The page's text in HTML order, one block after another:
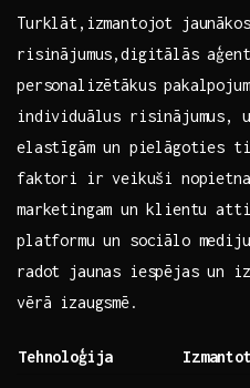
Turklāt,izmantojot
risinājumus,digitālās
personalizētākus
individuālus risinājumus,
elastīgām⁢ un pielāgoties
faktori ir veikuši
marketingam un ⁤klientu
platformu un sociālo
radot jaunas iespējas un
vērā‌ izaugsmē.
Tehnoloģija